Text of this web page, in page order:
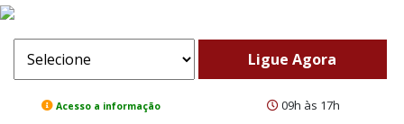
Acesso a informação 09h às 17h